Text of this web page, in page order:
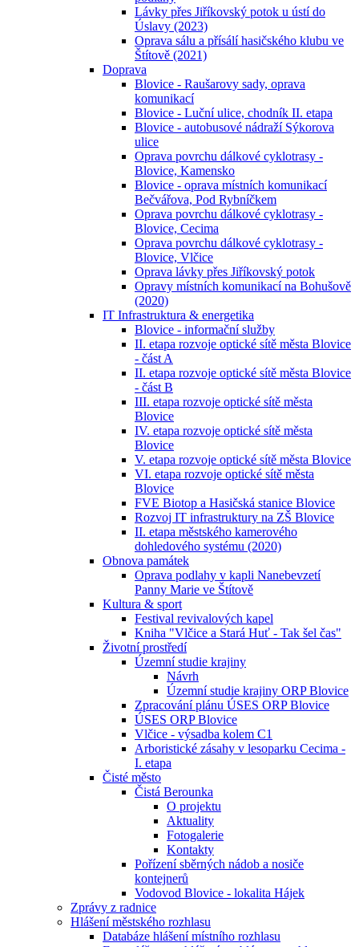
Lávky přes Jiříkovský potok u ústí do
Úslavy (2023)
Oprava sálu a přísálí hasičského klubu ve
Štítově (2021)
Doprava
Blovice - Raušarovy sady, oprava
komunikací
Blovice - Luční ulice, chodník II. etapa
Blovice - autobusové nádraží Sýkorova
ulice
Oprava povrchu dálkové cyklotrasy -
Blovice, Kamensko
Blovice - oprava místních komunikací
Bečvářova, Pod Rybníčkem
Oprava povrchu dálkové cyklotrasy -
Blovice, Cecima
Oprava povrchu dálkové cyklotrasy -
Blovice, Vlčice
Oprava lávky přes Jiříkovský potok
Opravy místních komunikací na Bohušově
(2020)
IT Infrastruktura & energetika
Blovice - informační služby
II. etapa rozvoje optické sítě města Blovice
- část A
II. etapa rozvoje optické sítě města Blovice
- část B
III. etapa rozvoje optické sítě města
Blovice
IV. etapa rozvoje optické sítě města
Blovice
V. etapa rozvoje optické sítě města Blovice
VI. etapa rozvoje optické sítě města
Blovice
FVE Biotop a Hasičská stanice Blovice
Rozvoj IT infrastruktury na ZŠ Blovice
II. etapa městského kamerového
dohledového systému (2020)
Obnova památek
Oprava podlahy v kapli Nanebevzetí
Panny Marie ve Štítově
Kultura & sport
Festival revivalových kapel
Kniha "Vlčice a Stará Huť - Tak šel čas"
Životní prostředí
Územní studie krajiny
Návrh
Územní studie krajiny ORP Blovice
Zpracování plánu ÚSES ORP Blovice
ÚSES ORP Blovice
Vlčice - výsadba kolem C1
Arboristické zásahy v lesoparku Cecima -
I. etapa
Čisté město
Čistá Berounka
O projektu
Aktuality
Fotogalerie
Kontakty
Pořízení sběrných nádob a nosiče
kontejnerů
Vodovod Blovice - lokalita Hájek
Zprávy z radnice
Hlášení městského rozhlasu
Databáze hlášení místního rozhlasu